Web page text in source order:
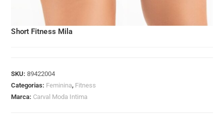
Short Fitness Mila
SKU:89422004
Categorias: Feminina, Fitness
Marca: Carval Moda Intima